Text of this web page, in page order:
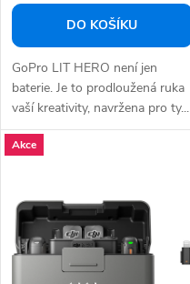
DO KOŠÍKU
GoPro LIT HERO není jen
baterie. Je to prodloužená ruka
vaší kreativity, navržena pro ty...
Akce